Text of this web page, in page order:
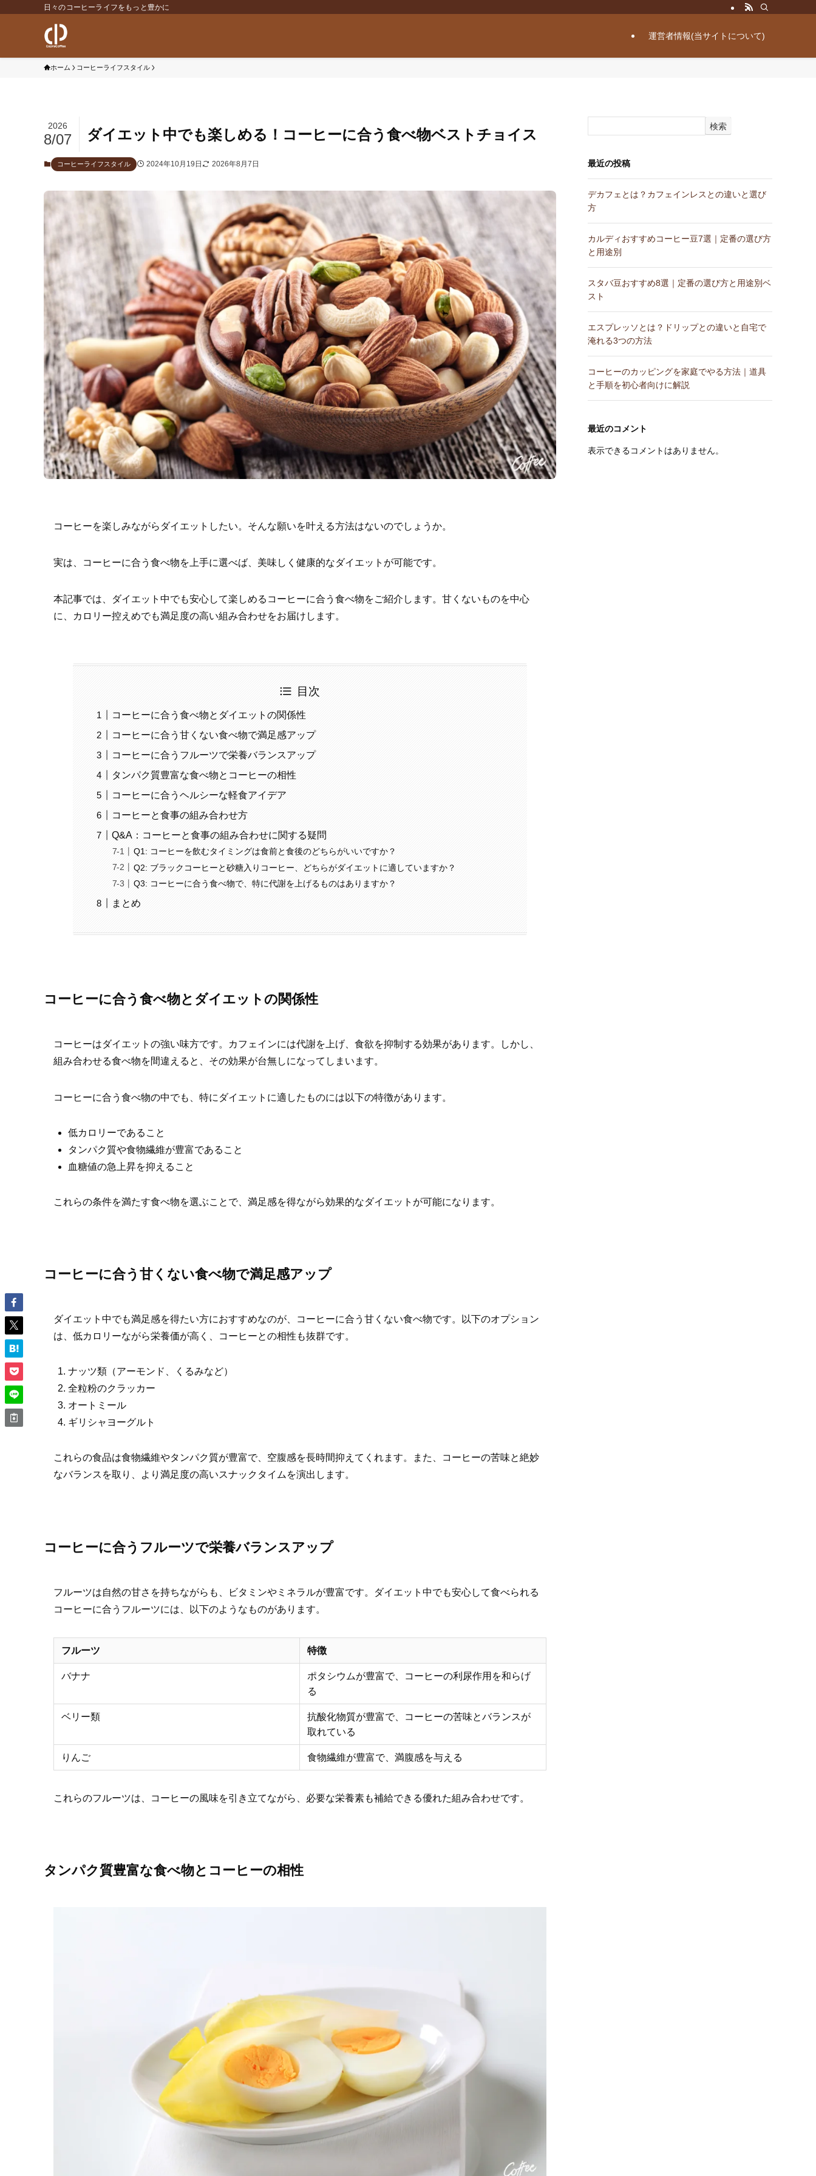
日々のコーヒーライフをもっと豊かに
運営者情報(当サイトについて)
ホーム コーヒーライフスタイル
ダイエット中でも楽しめる！コーヒーに合う食べ物ベストチョイス
2026
8/07
コーヒーライフスタイル 2024年10月19日 2026年8月7日
コーヒーを楽しみながらダイエットしたい。そんな願いを叶える方法はないのでしょうか。
実は、コーヒーに合う食べ物を上手に選べば、美味しく健康的なダイエットが可能です。
本記事では、ダイエット中でも安心して楽しめるコーヒーに合う食べ物をご紹介します。甘くないものを中心
に、カロリー控えめでも満足度の高い組み合わせをお届けします。
目次
コーヒーに合う食べ物とダイエットの関係性
コーヒーに合う甘くない食べ物で満足感アップ
コーヒーに合うフルーツで栄養バランスアップ
タンパク質豊富な食べ物とコーヒーの相性
コーヒーに合うヘルシーな軽食アイデア
コーヒーと食事の組み合わせ方
Q&A：コーヒーと食事の組み合わせに関する疑問
Q1: コーヒーを飲むタイミングは食前と食後のどちらがいいですか？
Q2: ブラックコーヒーと砂糖入りコーヒー、どちらがダイエットに適していますか？
Q3: コーヒーに合う食べ物で、特に代謝を上げるものはありますか？
まとめ
コーヒーに合う食べ物とダイエットの関係性
コーヒーはダイエットの強い味方です。カフェインには代謝を上げ、食欲を抑制する効果があります。しかし、
組み合わせる食べ物を間違えると、その効果が台無しになってしまいます。
コーヒーに合う食べ物の中でも、特にダイエットに適したものには以下の特徴があります。
低カロリーであること
タンパク質や食物繊維が豊富であること
血糖値の急上昇を抑えること
これらの条件を満たす食べ物を選ぶことで、満足感を得ながら効果的なダイエットが可能になります。
コーヒーに合う甘くない食べ物で満足感アップ
ダイエット中でも満足感を得たい方におすすめなのが、コーヒーに合う甘くない食べ物です。以下のオプション
は、低カロリーながら栄養価が高く、コーヒーとの相性も抜群です。
ナッツ類（アーモンド、くるみなど）
全粒粉のクラッカー
オートミール
ギリシャヨーグルト
これらの食品は食物繊維やタンパク質が豊富で、空腹感を長時間抑えてくれます。また、コーヒーの苦味と絶妙
なバランスを取り、より満足度の高いスナックタイムを演出します。
コーヒーに合うフルーツで栄養バランスアップ
フルーツは自然の甘さを持ちながらも、ビタミンやミネラルが豊富です。ダイエット中でも安心して食べられる
コーヒーに合うフルーツには、以下のようなものがあります。
フルーツ 特徴
バナナ
ポタシウムが豊富で、コーヒーの利尿作用を和らげ
る
ベリー類
抗酸化物質が豊富で、コーヒーの苦味とバランスが
取れている
りんご 食物繊維が豊富で、満腹感を与える
これらのフルーツは、コーヒーの風味を引き立てながら、必要な栄養素も補給できる優れた組み合わせです。
タンパク質豊富な食べ物とコーヒーの相性
検索
最近の投稿
デカフェとは？カフェインレスとの違いと選び
方
カルディおすすめコーヒー豆7選｜定番の選び方
と用途別
スタバ豆おすすめ8選｜定番の選び方と用途別ベ
スト
エスプレッソとは？ドリップとの違いと自宅で
淹れる3つの方法
コーヒーのカッピングを家庭でやる方法｜道具
と手順を初心者向けに解説
最近のコメント
表示できるコメントはありません。